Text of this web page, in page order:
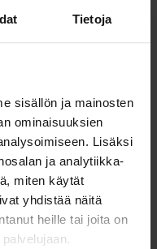
Tietoja
sisällön ja mainosten
ominaisuuksien
Lisäksi
ja analytiikka-
miten käytät
yhdistää näitä
heille tai joita on
kunnan ole
Kun toimijana
tilanne muuttuu.
edistämiseenkin
kun on olemassa
verkostoida osaamista,
tekemistä”, Aula